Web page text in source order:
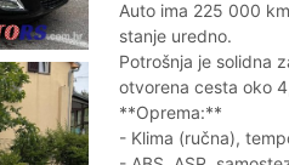
Auto ima 225 000
stanje uredno.
Potrošnja je solidna
otvorena cesta oko
**Oprema:**
- Klima (ručna),